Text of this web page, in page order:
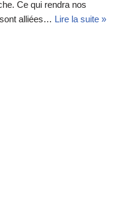
Ce qui rendra nos
alliées… Lire la suite »